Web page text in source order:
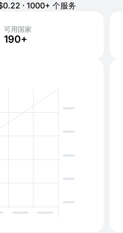
· 1000+ 个服务
可用国家
190+